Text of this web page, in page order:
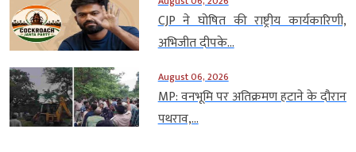
CJP ने घोषित की राष्ट्रीय कार्यकारिणी,
अभिजीत दीपके...
August 06, 2026
MP: वनभूमि पर अतिक्रमण हटाने के दौरान
पथराव,...